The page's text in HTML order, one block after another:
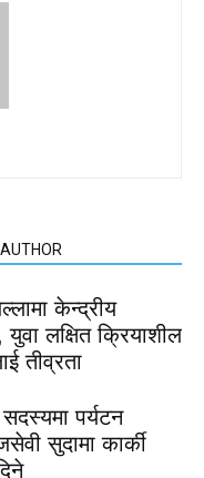
केन्द्रीय
युवा लक्षित क्रियाशील
तीव्रता
पर्यटन
सुदामा कार्की